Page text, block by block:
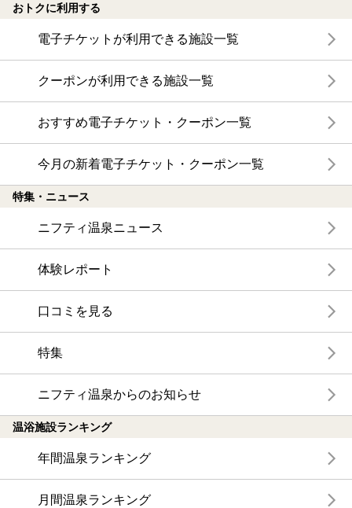
おトクに利用する
電子チケットが利用できる施設一覧
クーポンが利用できる施設一覧
おすすめ電子チケット・クーポン一覧
今月の新着電子チケット・クーポン一覧
特集・ニュース
ニフティ温泉ニュース
体験レポート
口コミを見る
特集
ニフティ温泉からのお知らせ
温浴施設ランキング
年間温泉ランキング
月間温泉ランキング